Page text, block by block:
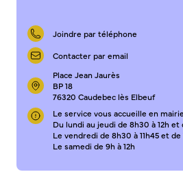
Joindre par téléphone
Contacter par email
Place Jean Jaurès
BP 18
76320 Caudebec lès Elbeuf
Le service vous accueille en
Du lundi au jeudi de 8h30 à 12h et
Le vendredi de 8h30 à 11h45 et de
Le samedi de 9h à 12h
Parcs et jardins
Entretien durable des espaces
Concours des maisons et
Entretien des haies
Aide à l’achat d’un composteur
S’informer